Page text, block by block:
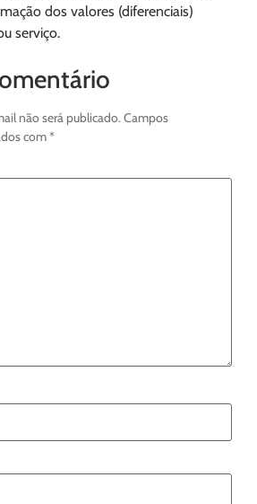
dos valores (diferenciais)
serviço.
não será publicado. Campos
com*